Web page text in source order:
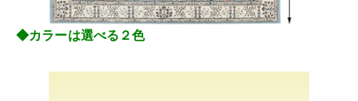
◆カラーは選べる２色